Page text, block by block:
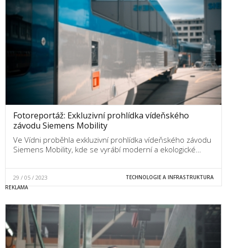
Fotoreportáž: Exkluzivní prohlídka vídeňského
závodu Siemens Mobility
Ve Vídni proběhla exkluzivní prohlídka vídeňského závodu
Siemens Mobility, kde se vyrábí moderní a ekologické…
29 / 05 / 2023 TECHNOLOGIE A INFRASTRUKTURA